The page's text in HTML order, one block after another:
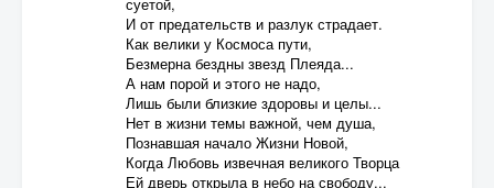
суетой,
И от предательств и разлук страдает.
Как велики у Космоса пути,
Безмерна бездны звезд Плеяда...
А нам порой и этого не надо,
Лишь были близкие здоровы и целы...
Нет в жизни темы важной, чем душа,
Познавшая начало Жизни Новой,
Когда Любовь извечная великого Творца
Ей дверь открыла в небо на свободу...